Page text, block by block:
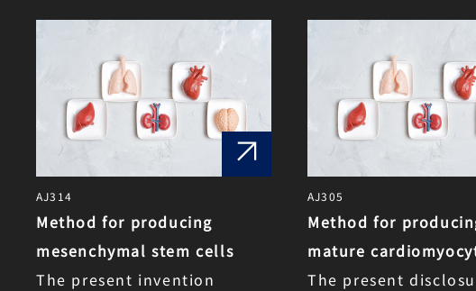
AJ314
Method for producing
mesenchymal stem cells
The present invention
AJ305
Method for
mature
The present